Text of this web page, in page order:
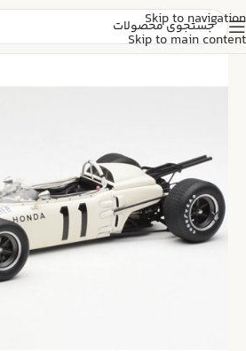
Skip to navigation
Skip to main content